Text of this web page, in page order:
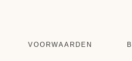
VOORWAARDEN